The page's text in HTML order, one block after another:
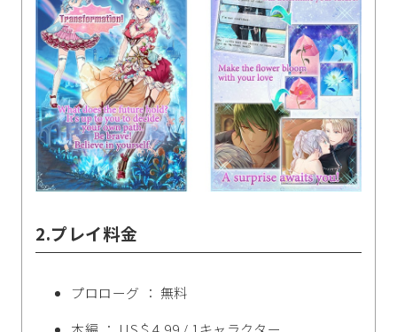
2.プレイ料金
プロローグ ： 無料